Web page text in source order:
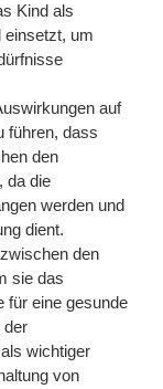
Kind als
einsetzt, um
auf
führen, dass
den
da die
werden und
dient.
den
sie das
für eine gesunde
der
wichtiger
von